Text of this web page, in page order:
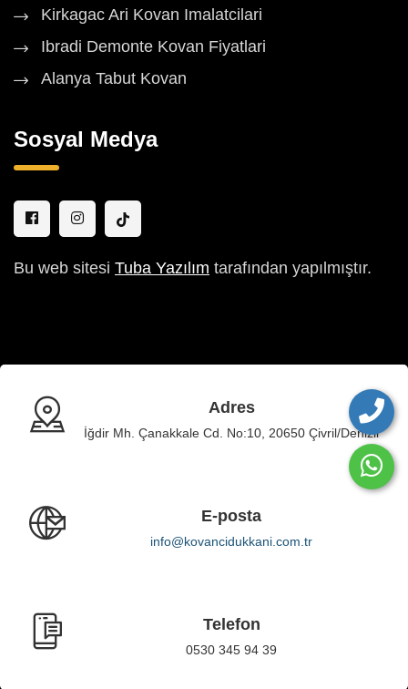
Kirkagac Ari Kovan Imalatcilari
Ibradi Demonte Kovan Fiyatlari
Alanya Tabut Kovan
Sosyal Medya
Bu web sitesi Tuba Yazılım tarafından yapılmıştır.
Adres
İğdir Mh. Çanakkale Cd. No:10, 20650 Çivril/Denizli
E-posta
info@kovancidukkani.com.tr
Telefon
0530 345 94 39